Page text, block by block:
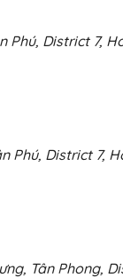
Phú, District 7,
Phú, District 7,
Tân Phong,